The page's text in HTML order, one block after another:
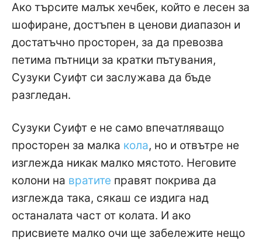
Ако търсите малък хечбек, който е лесен за
шофиране, достъпен в ценови диапазон и
достатъчно просторен, за да превозва
петима пътници за кратки пътувания,
Сузуки Суифт си заслужава да бъде
разгледан.
Сузуки Суифт е не само впечатляващо
просторен за малка кола, но и отвътре не
изглежда никак малко мястото. Неговите
колони на вратите правят покрива да
изглежда така, сякаш се издига над
останалата част от колата. И ако
присвиете малко очи ще забележите нещо